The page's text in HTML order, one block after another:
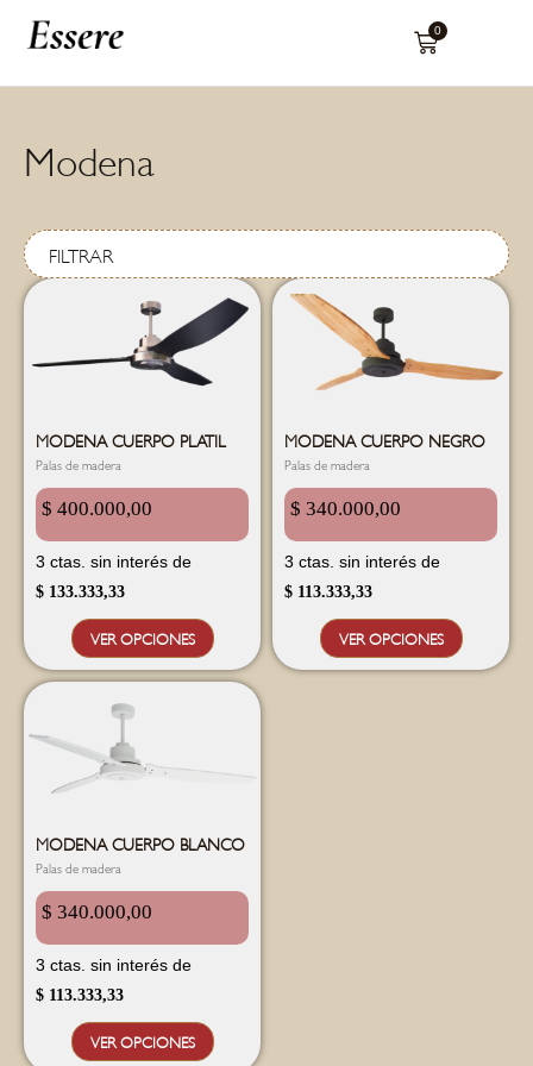
0
Modena
MODENA CUERPO PLATIL
Palas de madera
$ 400.000,00
3 ctas. sin interés de
$ 133.333,33
VER OPCIONES
MODENA CUERPO NEGRO
Palas de madera
$ 340.000,00
3 ctas. sin interés de
$ 113.333,33
VER OPCIONES
MODENA CUERPO BLANCO
Palas de madera
$ 340.000,00
3 ctas. sin interés de
$ 113.333,33
VER OPCIONES
FILTRAR